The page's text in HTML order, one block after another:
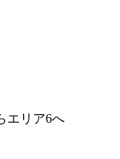
エリア6へ